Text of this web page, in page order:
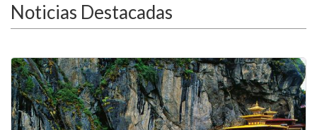
Noticias Destacadas